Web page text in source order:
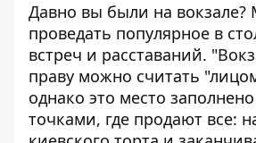
Давно вы были на
проведать популярное в
встреч и расставаний.
праву можно считать
однако это место
точками, где продают все: